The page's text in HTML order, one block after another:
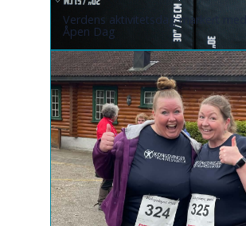
Verdens aktivitetsdag markert med
Åpen Dag